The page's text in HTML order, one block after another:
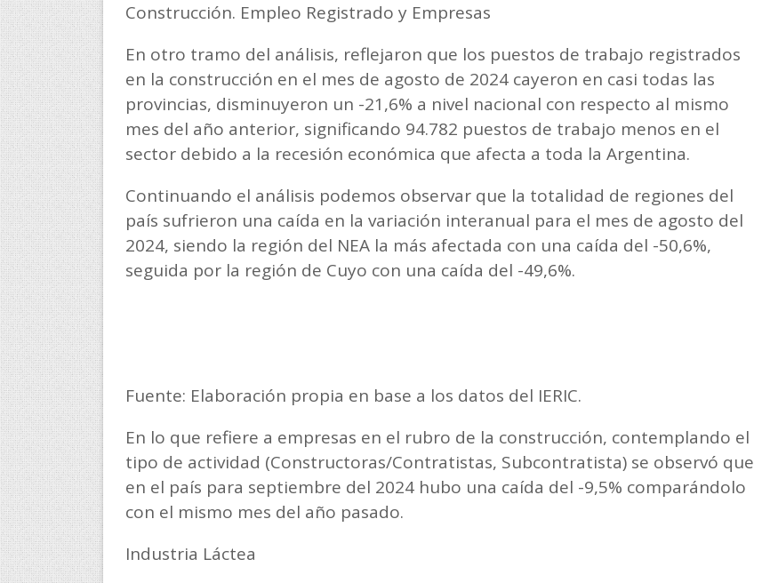
Construcción. Empleo Registrado y Empresas
En otro tramo del análisis, reflejaron que los puestos de trabajo registrados
en la construcción en el mes de agosto de 2024 cayeron en casi todas las
provincias, disminuyeron un -21,6% a nivel nacional con respecto al mismo
mes del año anterior, significando 94.782 puestos de trabajo menos en el
sector debido a la recesión económica que afecta a toda la Argentina.
Continuando el análisis podemos observar que la totalidad de regiones del
país sufrieron una caída en la variación interanual para el mes de agosto del
2024, siendo la región del NEA la más afectada con una caída del -50,6%,
seguida por la región de Cuyo con una caída del -49,6%.
Fuente: Elaboración propia en base a los datos del IERIC.
En lo que refiere a empresas en el rubro de la construcción, contemplando el
tipo de actividad (Constructoras/Contratistas, Subcontratista) se observó que
en el país para septiembre del 2024 hubo una caída del -9,5% comparándolo
con el mismo mes del año pasado.
Industria Láctea